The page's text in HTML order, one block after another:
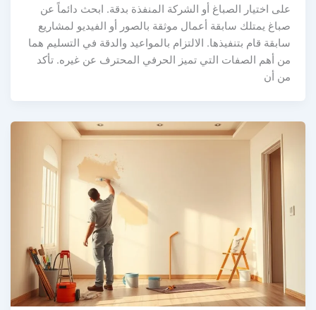
على اختيار الصباغ أو الشركة المنفذة بدقة. ابحث دائماً عن
صباغ يمتلك سابقة أعمال موثقة بالصور أو الفيديو لمشاريع
سابقة قام بتنفيذها. الالتزام بالمواعيد والدقة في التسليم هما
من أهم الصفات التي تميز الحرفي المحترف عن غيره. تأكد
من أن